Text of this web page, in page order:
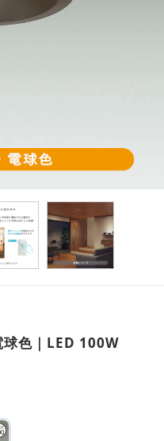
色｜LED 100W